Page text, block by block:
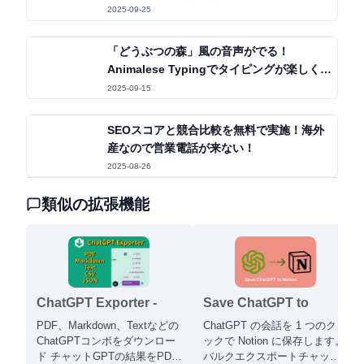
2025-09-25
「どうぶつの森」風の音声がでる！
Animalese Typingでタイピングが楽しくな
る体験
2025-09-15
SEOスコアと競合比較を無料で実施！海外
産なので営業電話が来ない！
2025-08-26
類似の拡張機能
ChatGPT Exporter -
ChatGPT to PDF, MD,
and more
PDF、Markdown、Textなどの
ChatGPTコンボをダウンロー
ド チャットGPTの結果をPDF
Save ChatGPT to
Notion
ChatGPT の会話を 1 つのクリ
ックで Notion に保存します。
バルクエクスポートチャット